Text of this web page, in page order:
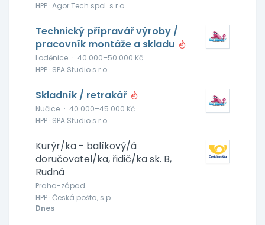
HPP · Agor Tech spol. s r.o.
Technický přípravář výroby /
pracovník montáže a skladu
Loděnice · 40 000–50 000 Kč
HPP · SPA Studio s.r.o.
Skladník / retrakář
Nučice · 40 000–45 000 Kč
HPP · SPA Studio s.r.o.
Kurýr/ka - balíkový/á
doručovatel/ka, řidič/ka sk. B,
Rudná
Praha-západ
HPP · Česká pošta, s.p.
Dnes